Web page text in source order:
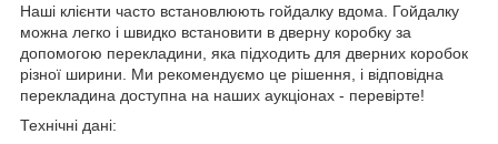
Наші клієнти часто встановлюють гойдалку вдома. Гойдалку
можна легко і швидко встановити в дверну коробку за
допомогою перекладини, яка підходить для дверних коробок
різної ширини. Ми рекомендуємо це рішення, і відповідна
перекладина доступна на наших аукціонах - перевірте!
Технічні дані: